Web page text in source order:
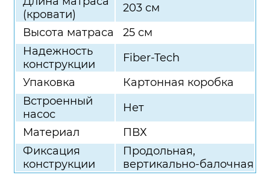
(кровати)
203 см
Высота матраса
25 см
Надежность
конструкции
Fiber-Tech
Упаковка
Картонная коробка
Встроенный
насос
Нет
Материал
ПВХ
Фиксация
конструкции
Продольная,
вертикально-балочная